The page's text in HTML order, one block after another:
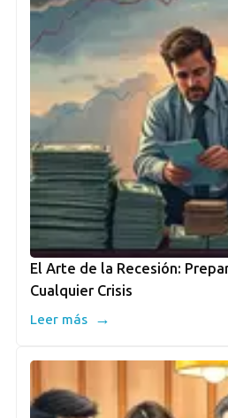
El Arte de la Recesión:
Cualquier Crisis
Leer más →